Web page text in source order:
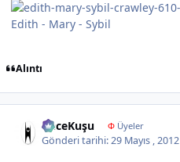
Edith - Mary - Sybil
Alıntı
GeceKuşu ΦÜyeler
Gönderi tarihi:29 Mayıs , 2012